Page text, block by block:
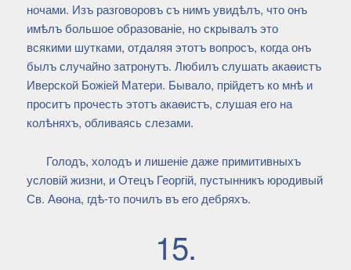
ночами. Изъ разговоровъ съ нимъ увидѣлъ, что онъ
имѣлъ большое образованіе, но скрывалъ это
всякими шутками, отдаляя этотъ вопросъ, когда онъ
былъ случайно затронутъ. Любилъ слушать акаѳистъ
Иверской Божіей Матери. Бывало, прійдетъ ко мнѣ и
проситъ прочесть этотъ акаѳистъ, слушая его на
колѣняхъ, обливаясь слезами.
Голодъ, холодъ и лишеніе даже примитивныхъ
условій жизни, и Отецъ Георгій, пустынникъ юродивый
Св. Аѳона, гдѣ-то почилъ въ его дебряхъ.
15.